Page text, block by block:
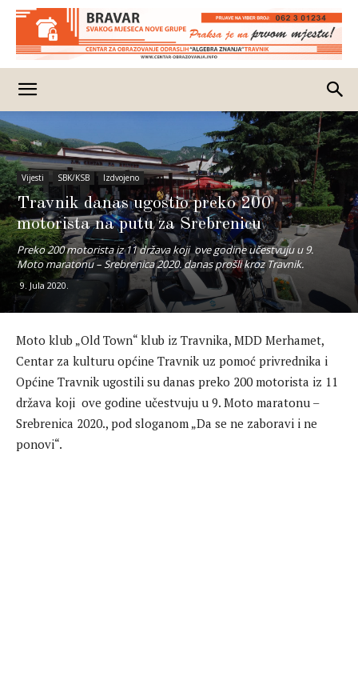
Vijesti SBK/KSB Izdvojeno
Travnik danas ugostio preko 200
motorista na putu za Srebrenicu
Preko 200 motorista iz 11 država koji ove godine učestvuju u 9.
Moto maratonu – Srebrenica 2020. danas prošli kroz Travnik.
9. Jula 2020.
Moto klub „Old Town“ klub iz Travnika, MDD Merhamet,
Centar za kulturu općine Travnik uz pomoć privrednika i
Općine Travnik ugostili su danas preko 200 motorista iz 11
država koji ove godine učestvuju u 9. Moto maratonu –
Srebrenica 2020., pod sloganom „Da se ne zaboravi i ne
ponovi“.